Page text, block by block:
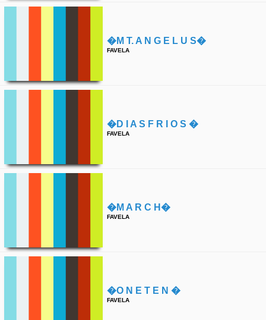
�m T. A N G E L U S�
FAVELA
�d I A S F R I O S �
FAVELA
�m A R C H�
FAVELA
�o N E T E N �
FAVELA